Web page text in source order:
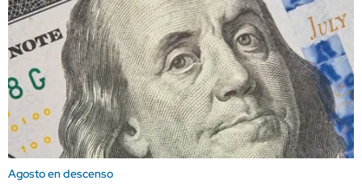
Agosto en descenso